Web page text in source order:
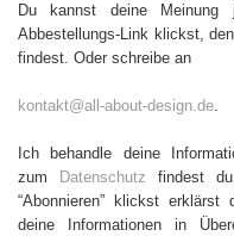
Du kannst deine
Abbestellungs-Link klickst,
findest. Oder schreibe an
kontakt@all-about-design.de.
Ich behandle deine
zum
Datenschutz findest
“Abonnieren” klickst
deine Informationen in